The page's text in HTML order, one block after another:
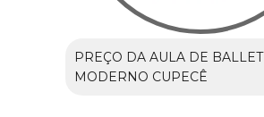
PREÇO DA AULA DE BALLET
MODERNO CUPECÊ